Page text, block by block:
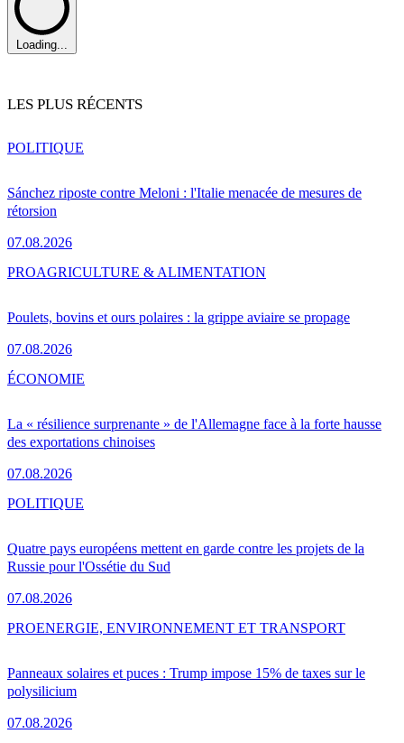
Loading...
LES PLUS RÉCENTS
Sánchez riposte contre Meloni : l'Italie menacée de mesures de
rétorsion
07.08.2026
POLITIQUE
Poulets, bovins et ours polaires : la grippe aviaire se propage
07.08.2026
PROAGRICULTURE & ALIMENTATION
La « résilience surprenante » de l'Allemagne face à la forte hausse
des exportations chinoises
07.08.2026
ÉCONOMIE
Quatre pays européens mettent en garde contre les projets de la
Russie pour l'Ossétie du Sud
07.08.2026
POLITIQUE
Panneaux solaires et puces : Trump impose 15% de taxes sur le
polysilicium
07.08.2026
PROENERGIE, ENVIRONNEMENT ET TRANSPORT